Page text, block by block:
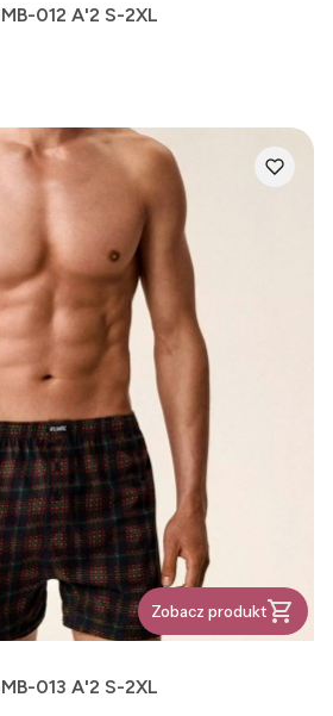
012 A'2 S-2XL
Zobacz produkt
013 A'2 S-2XL